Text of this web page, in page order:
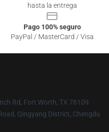
hasta la entrega
Pago 100% seguro
PayPal / MasterCard / Visa
Rd, Fort Worth, TX 76109
Qingyang District, Chengdu